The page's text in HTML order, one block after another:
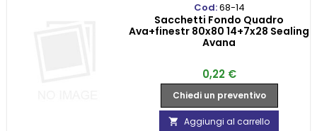
Cod:68-14
Sacchetti Fondo Quadro
Ava+finestr 80x80 14+7x28 Sealing
Avana
Prezzo
0,22 €
Chiedi un preventivo
 Aggiungi al carrello